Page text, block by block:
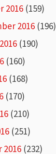
2016 (159)
2016 (196)
(190)
(160)
(168)
(170)
(210)
(251)
2016 (232)